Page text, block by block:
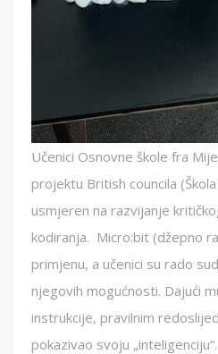
Učenici Osnovne škole fra
projektu British councila
usmjeren na razvijanje
kodiranja. Micro:bit (džepno
primjenu, a učenici su rado
njegovih mogućnosti. Dajući
instrukcije, pravilnim
pokazivao svoju